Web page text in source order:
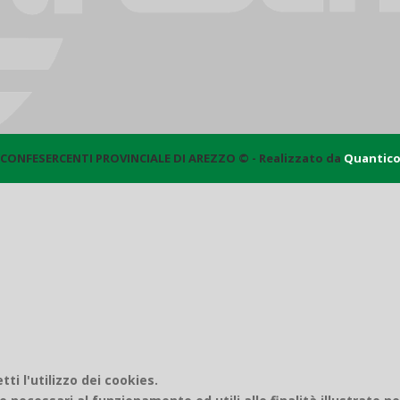
CONFESERCENTI PROVINCIALE DI AREZZO © - Realizzato da Quantico
l'utilizzo dei cookies.